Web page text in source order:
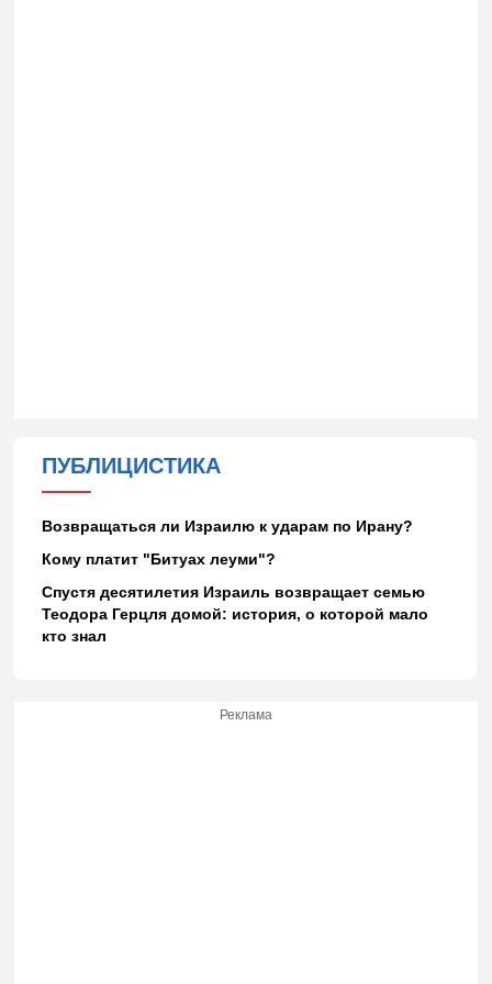
ПУБЛИЦИСТИКА
Возвращаться ли Израилю к ударам по Ирану?
Кому платит "Битуах леуми"?
Спустя десятилетия Израиль возвращает семью
Теодора Герцля домой: история, о которой мало
кто знал
Реклама